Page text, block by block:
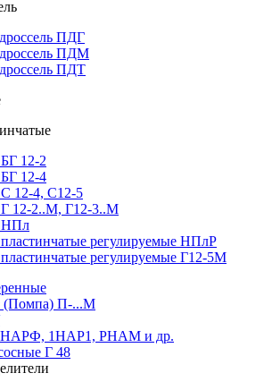
ПДГ
ПДМ
ПДТ
12-2
12-4
12-4, С12-5
12-2..М, Г12-3..М
НПл
регулируемые НПлР
регулируемые Г12-5М
(Помпа) П-...М
НАРФ, 1НАР1, РНАМ и др.
Г 48